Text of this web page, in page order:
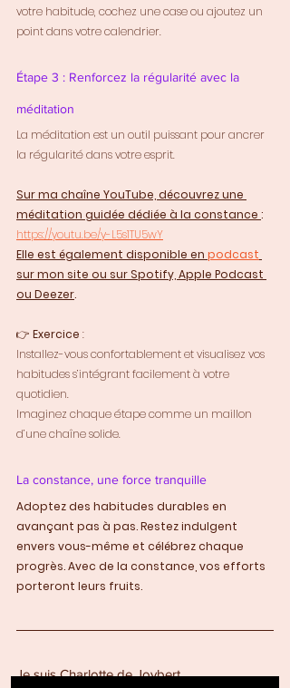
votre habitude, cochez une case ou ajoutez un
point dans votre calendrier.
Étape 3 : Renforcez la régularité avec la
méditation
La méditation est un outil puissant pour ancrer
la régularité dans votre esprit.
Sur ma chaîne YouTube, découvrez une
méditation guidée dédiée à la constance :
https://youtu.be/y-L5s1TU5wY
Elle est également disponible en podcast
sur mon site ou sur Spotify, Apple Podcast
ou Deezer.
👉 Exercice :
Installez-vous confortablement et visualisez vos
habitudes s’intégrant facilement à votre
quotidien.
Imaginez chaque étape comme un maillon
d’une chaîne solide.
La constance, une force tranquille
Adoptez des habitudes durables en
avançant pas à pas. Restez indulgent
envers vous-même et célébrez chaque
progrès. Avec de la constance, vos efforts
porteront leurs fruits.
Je suis Charlotte de Joybert,